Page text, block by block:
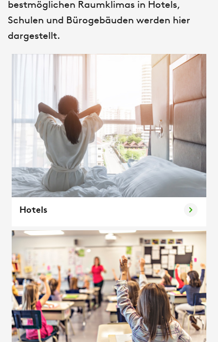
bestmöglichen Raumklimas in Hotels,
Schulen und Bürogebäuden werden hier
dargestellt.​
Hotels